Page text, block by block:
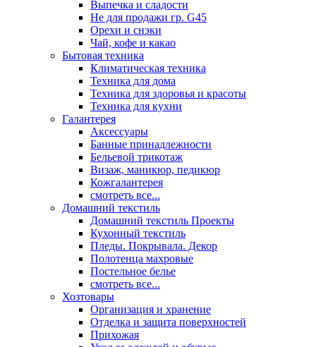
Выпечка и сладости
Не для продажи гр. G45
Орехи и снэки
Чай, кофе и какао
Бытовая техника
Климатическая техника
Техника для дома
Техника для здоровья и красоты
Техника для кухни
Галантерея
Аксессуары
Банные принадлежности
Бельевой трикотаж
Визаж, маникюр, педикюр
Кожгалантерея
смотреть все...
Домашний текстиль
Домашний текстиль Проекты
Кухонный текстиль
Пледы. Покрывала. Декор
Полотенца махровые
Постельное белье
смотреть все...
Хозтовары
Организация и хранение
Отделка и защита поверхностей
Прихожая